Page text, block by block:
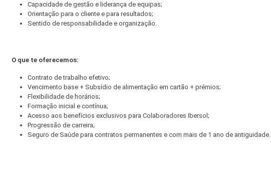
Capacidade de gestão e liderança de equipas;
Orientação para o cliente e para resultados;
Sentido de responsabilidade e organização.
O que te oferecemos:
Contrato de trabalho efetivo;
Vencimento base + Subsídio de alimentação em cartão + prémios;
Flexibilidade de horários;
Formação inicial e contínua;
Acesso aos benefícios exclusivos para Colaboradores Ibersol;
Progressão de carreira;
Seguro de Saúde para contratos permanentes e com mais de 1 ano de antiguidade.